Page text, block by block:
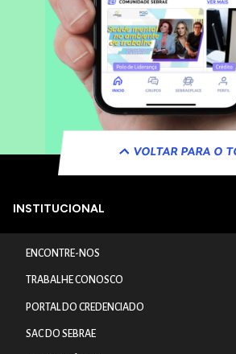
VOLTAR PARA O
INSTITUCIONAL
ENCONTRE-NOS
TRABALHE CONOSCO
PORTAL DO CREDENCIADO
SAC DO SEBRAE